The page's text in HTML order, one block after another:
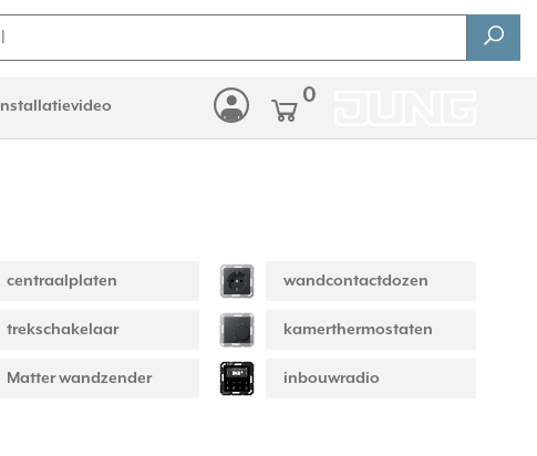
Installatievideo 0
centraalplaten wandcontactdozen
trekschakelaar kamerthermostaten
Matter wandzender inbouwradio